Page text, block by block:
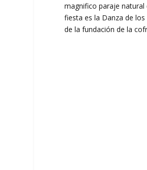
magnifico paraje natural
fiesta es la Danza de
de la fundación de la